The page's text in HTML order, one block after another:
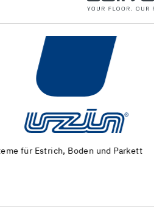
Maschinen und
Untergrundvorbereitung und